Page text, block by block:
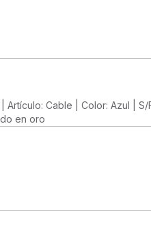
Cable | Color: Azul |
en oro